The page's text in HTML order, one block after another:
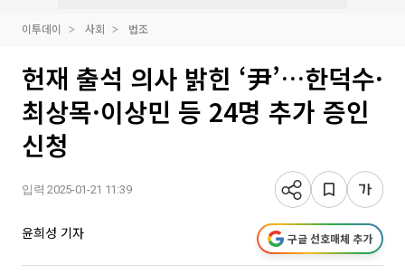
이투데이 사회 법조
헌재 출석 의사 밝힌 ‘尹’…한덕수·
최상목·이상민 등 24명 추가 증인
신청
입력 2025-01-21 11:39
윤희성 기자 구글 선호매체 추가